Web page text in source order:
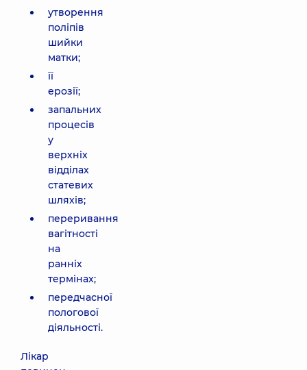
утворення
поліпів
шийки
матки;
її
ерозії;
запальних
процесів
у
верхніх
відділах
статевих
шляхів;
переривання
вагітності
на
ранніх
термінах;
передчасної
пологової
діяльності.
Лікар